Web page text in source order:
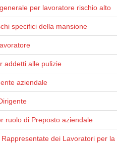
per lavoratore rischio alto
specifici della mansione
addetti alle pulizie
aziendale
ruolo di Preposto aziendale
dei Lavoratori per la